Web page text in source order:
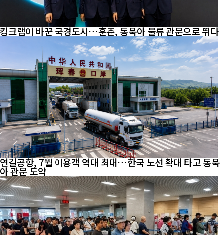
킹크랩이 바꾼 국경도시…훈춘, 동북아 물류 관문으로 뛰다
연길공항, 7월 이용객 역대 최대…한국 노선 확대 타고 동북
아 관문 도약